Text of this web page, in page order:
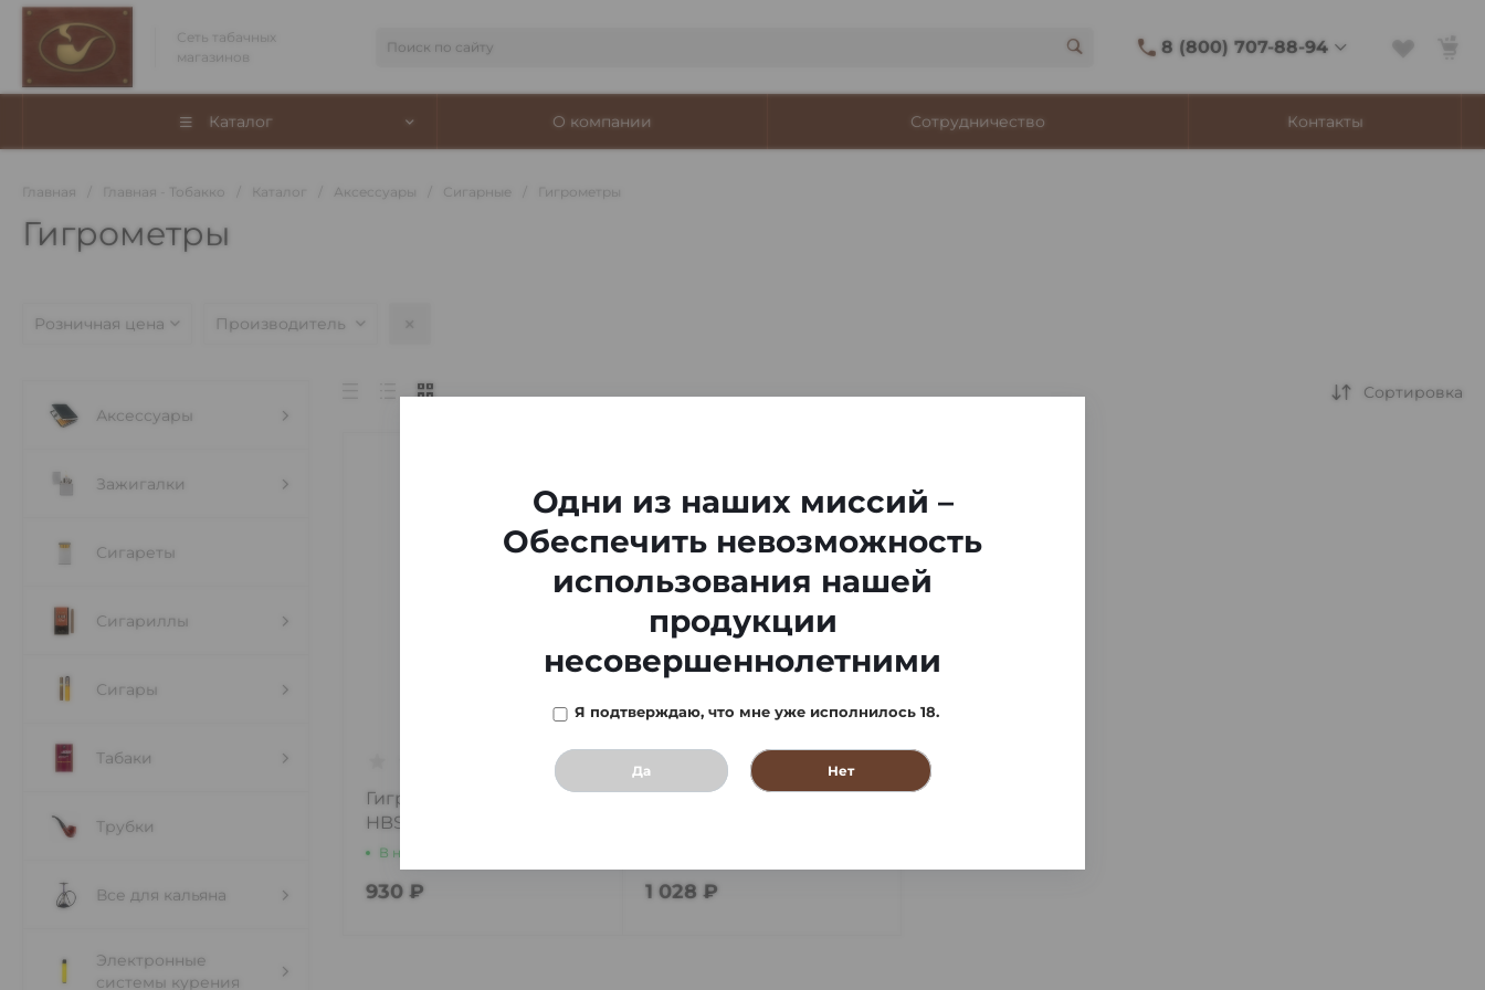
Сеть табачных
магазинов
8 (800) 707-88-94
8 (800) 707-88-94
Адмирала Фокина, 8
Каталог О компании Сотрудничество Контакты
Главная Главная - Тобакко Каталог Аксессуары Сигарные Гигрометры
Гигрометры
Розничная цена Производитель
Аксессуары
Зажигалки
Сигареты
Сигариллы
Сигары
Табаки
Трубки
Все для кальяна
Электронные
системы курения
Сортировка
Гигрометр д/хьюмидора
HBSA 019
В наличии
930 ₽
Гигрометр д/хьюмидора
1 028 ₽
Одни из наших миссий –
Обеспечить невозможность
использования нашей
продукции
несовершеннолетними
Я подтверждаю, что мне уже исполнилось 18.
Да Нет